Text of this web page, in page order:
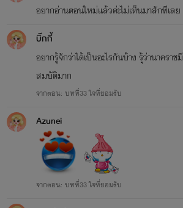
อยากอ่านตอนใหม่แล้วค่ะไม่เห็นมาสักทีเลย
บิ๊กกี้
อยากรู้จักว่าได้เป็นอะไรกันบ้าง รุ้ว่านาคราชมี
สมบัติมาก
จากตอน: บทที่33 ใจที่ยอมรับ
Azunei
จากตอน: บทที่33 ใจที่ยอมรับ